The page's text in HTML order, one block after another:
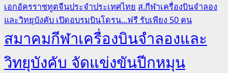
เอกอัครราชทูตจีนประจำประเทศไทย ส.กีฬาเครื่องบินจำลอง
และวิทยุบังคับ เปิดอบรมบินโดรน...ฟรี รับเพียง 50 คน
สมาคมกีฬาเครื่องบินจำลองและ
วิทยุบังคับ จัดแข่งขันปีกหมุน